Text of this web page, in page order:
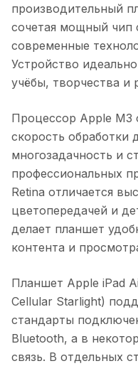
производительный
сочетая мощный чип
современные
Устройство
учёбы, творчества и
Процессор Apple M3
скорость обработки
многозадачность и
профессиональных
Retina отличается
цветопередачей и
делает планшет
контента и
Планшет Apple iPad
Cellular Starlight)
стандарты
Bluetooth, а в
связь. В отдельных